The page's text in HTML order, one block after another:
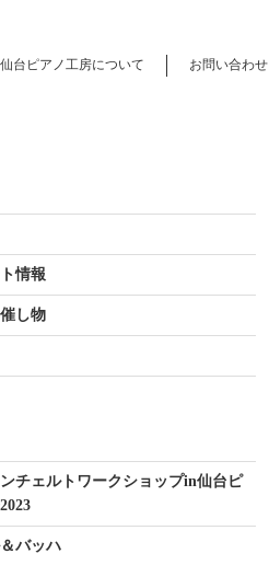
仙台ピアノ工房について お問い合わせ
情報
し物
チェルトワークショップin仙台ピ
バッハ